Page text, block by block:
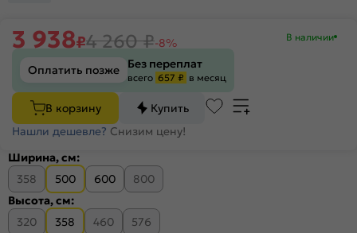
3 938₽4 260₽-8% В наличии
Оплатить позже Без переплат
всего 657 ₽ в месяц
В корзину
Купить
Нашли дешевле? Снизим цену!
Ширина, см:
358
500 600
800
Высота, см:
320
358 460
576